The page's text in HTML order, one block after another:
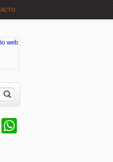
LinkedIn